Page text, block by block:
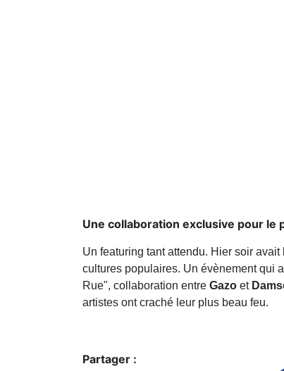
Une collaboration exclusive pour le
Un featuring tant attendu. Hier soir
cultures populaires. Un évènement qui
Rue", collaboration entre Gazo et
artistes ont craché leur plus beau feu.
Partager :